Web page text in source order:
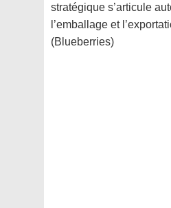
stratégique s’articule
l’emballage et
(Blueberries)